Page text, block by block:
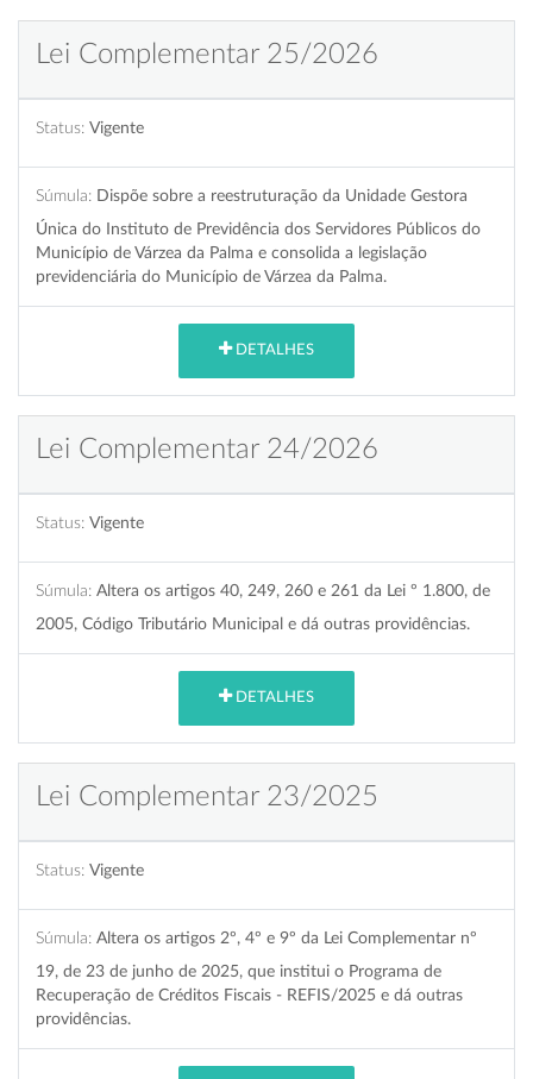
Lei Complementar 25/2026
Status: Vigente
Súmula: Dispõe sobre a reestruturação da Unidade Gestora
Única do Instituto de Previdência dos Servidores Públicos do
Município de Várzea da Palma e consolida a legislação
previdenciária do Município de Várzea da Palma.
DETALHES
Lei Complementar 24/2026
Status: Vigente
Súmula: Altera os artigos 40, 249, 260 e 261 da Lei º 1.800, de
2005, Código Tributário Municipal e dá outras providências.
DETALHES
Lei Complementar 23/2025
Status: Vigente
Súmula: Altera os artigos 2º, 4º e 9º da Lei Complementar nº
19, de 23 de junho de 2025, que institui o Programa de
Recuperação de Créditos Fiscais - REFIS/2025 e dá outras
providências.